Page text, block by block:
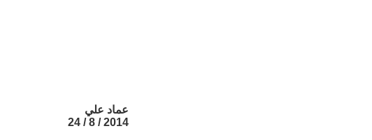
عماد علي
2014 / 8 / 24